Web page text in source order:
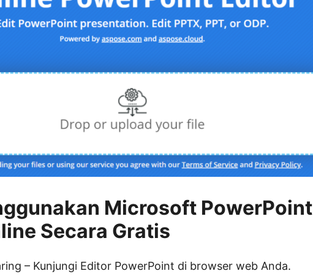
Microsoft PowerPoint
Secara Gratis
– Kunjungi Editor PowerPoint di browser web Anda.